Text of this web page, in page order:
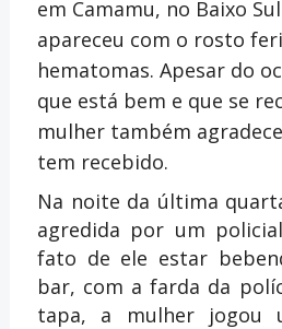
em Camamu, no Baixo
apareceu com o rosto
hematomas. Apesar do
que está bem e que se
mulher também
tem recebido.
Na noite da última
agredida por um
fato de ele estar
bar, com a farda da
tapa, a mulher jogou